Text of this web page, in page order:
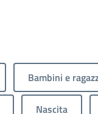
Bambini e
Nascita